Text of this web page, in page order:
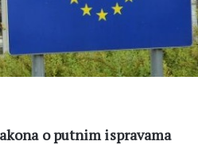
o putnim ispravama